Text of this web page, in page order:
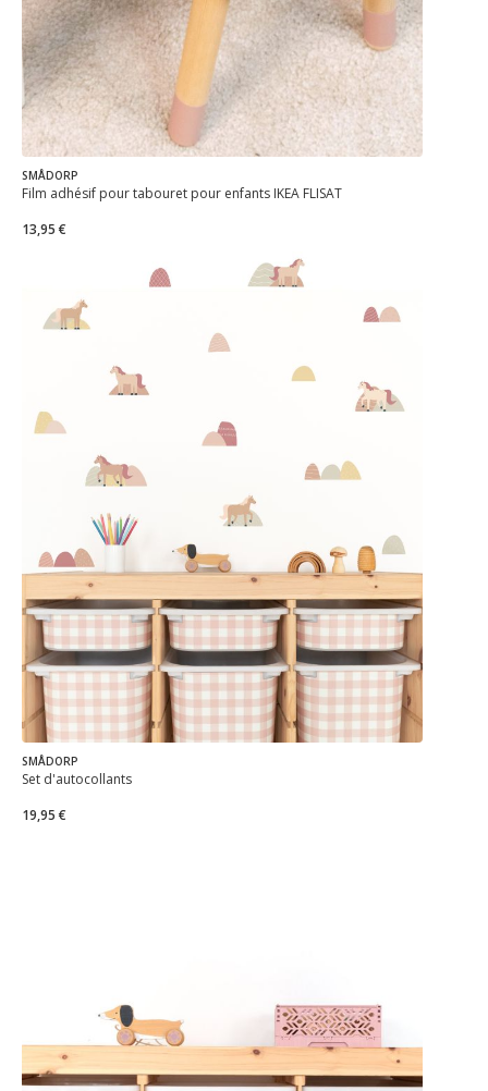
SMÅDORP
Film adhésif pour tabouret pour enfants IKEA FLISAT
13,95 €
SMÅDORP
Set d'autocollants
19,95 €